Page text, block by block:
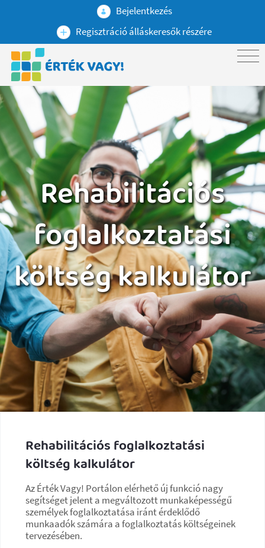
Bejelentkezés
Regisztráció álláskeresők részére
Rehabilitációs
foglalkoztatási
költség kalkulátor
Rehabilitációs foglalkoztatási
költség kalkulátor
Az Érték Vagy! Portálon elérhető új funkció nagy
segítséget jelent a megváltozott munkaképességű
személyek foglalkoztatása iránt érdeklődő
munkaadók számára a foglalkoztatás költségeinek
tervezésében.